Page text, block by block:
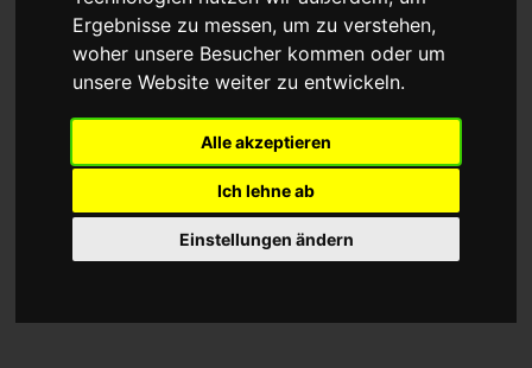
Ergebnisse zu messen, um zu verstehen,
woher unsere Besucher kommen oder um
unsere Website weiter zu entwickeln.
Alle akzeptieren
Ich lehne ab
Einstellungen ändern
Werbung: